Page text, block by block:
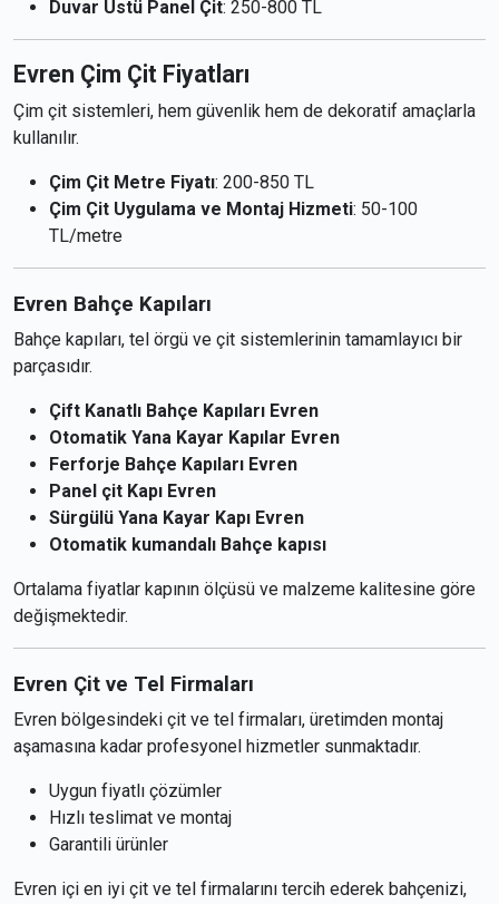
Duvar Üstü Panel Çit: 250-800 TL
Evren Çim Çit Fiyatları
Çim çit sistemleri, hem güvenlik hem de dekoratif amaçlarla
kullanılır.
Çim Çit Metre Fiyatı: 200-850 TL
Çim Çit Uygulama ve Montaj Hizmeti: 50-100
TL/metre
Evren Bahçe Kapıları
Bahçe kapıları, tel örgü ve çit sistemlerinin tamamlayıcı bir
parçasıdır.
Çift Kanatlı Bahçe Kapıları Evren
Otomatik Yana Kayar Kapılar Evren
Ferforje Bahçe Kapıları Evren
Panel çit Kapı Evren
Sürgülü Yana Kayar Kapı Evren
Otomatik kumandalı Bahçe kapısı
Ortalama fiyatlar kapının ölçüsü ve malzeme kalitesine göre
değişmektedir.
Evren Çit ve Tel Firmaları
Evren bölgesindeki çit ve tel firmaları, üretimden montaj
aşamasına kadar profesyonel hizmetler sunmaktadır.
Uygun fiyatlı çözümler
Hızlı teslimat ve montaj
Garantili ürünler
Evren içi en iyi çit ve tel firmalarını tercih ederek bahçenizi,